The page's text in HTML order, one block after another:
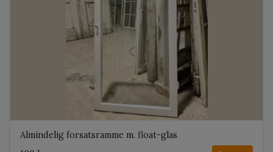
Almindelig forsatsramme m. float-glas